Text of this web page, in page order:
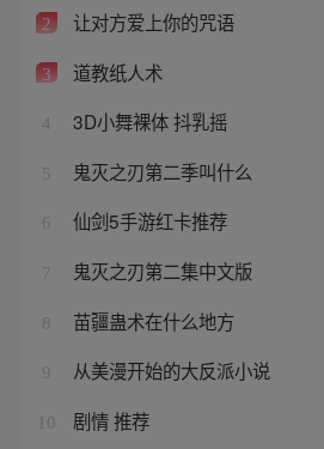
2 让对方爱上你的咒语
3 道教纸人术
4 3D小舞裸体 抖乳摇
5 鬼灭之刃第二季叫什么
6 仙剑5手游红卡推荐
7 鬼灭之刃第二集中文版
8 苗疆蛊术在什么地方
9 从美漫开始的大反派小说
10 剧情 推荐